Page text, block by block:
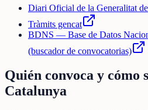
Diari Oficial de la Generalitat
Tràmits gencat
BDNS — Base de Datos
(buscador de convocatorias)
Quién convoca y cómo
Catalunya